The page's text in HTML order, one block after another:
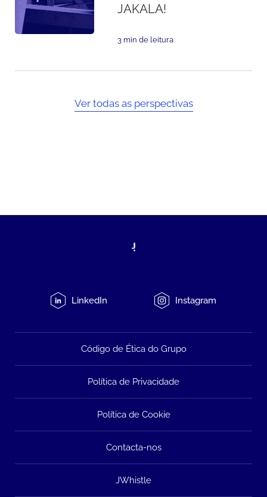
JAKALA!
3 min de leitura
Ver todas as perspectivas
LinkedIn Instagram
Código de Ética do Grupo
Política de Privacidade
Política de Cookie
Contacta-nos
JWhistle